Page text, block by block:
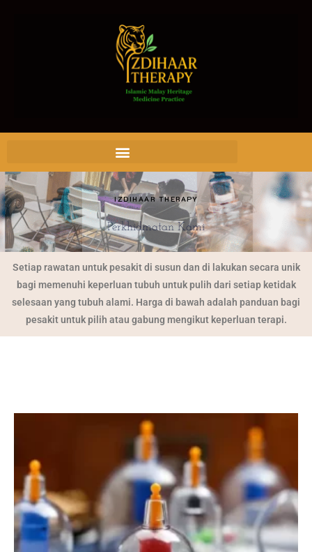
IZDIHAAR THERAPY
Perkhidmatan Kami
Setiap rawatan untuk pesakit di susun dan di lakukan secara unik
bagi memenuhi keperluan tubuh untuk pulih dari setiap ketidak
selesaan yang tubuh alami. Harga di bawah adalah panduan bagi
pesakit untuk pilih atau gabung mengikut keperluan terapi.